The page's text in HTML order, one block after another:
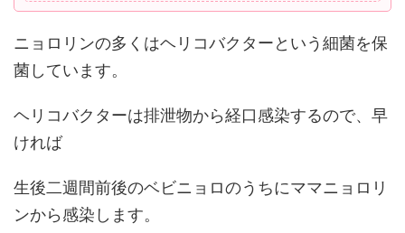
ニョロリンの多くはヘリコバクターという細菌を保
菌しています。
ヘリコバクターは排泄物から経口感染するので、早
ければ
生後二週間前後のベビニョロのうちにママニョロリ
ンから感染します。